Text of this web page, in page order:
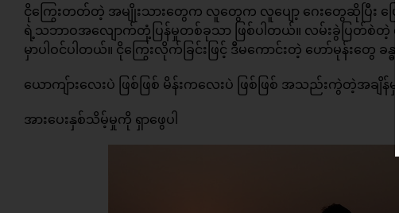
ငိုကြွေးတတ်တဲ့ အမျိုးသားတွေက လူတွေက လူပျော့ ဂေးတွေဆိုပြီး ပ
ရဲ့သဘာဝအလျောက်တုံ့ပြန်မှုတစ်ခုသာ ဖြစ်ပါတယ်။ လမ်းခွဲပြတ်စဲ
မှာပါဝင်ပါတယ်။ ငိုကြွေးလိုက်ခြင်းဖြင့် ဒီမကောင်းတဲ့ ဟော်မုန်းတွ
ယောကျ်ားလေးပဲ ဖြစ်ဖြစ် မိန်းကလေးပဲ ဖြစ်ဖြစ် အသည်းကွဲတဲ့အချိ
အားပေးနှစ်သိမ့်မှုကို ရှာဖွေပါ